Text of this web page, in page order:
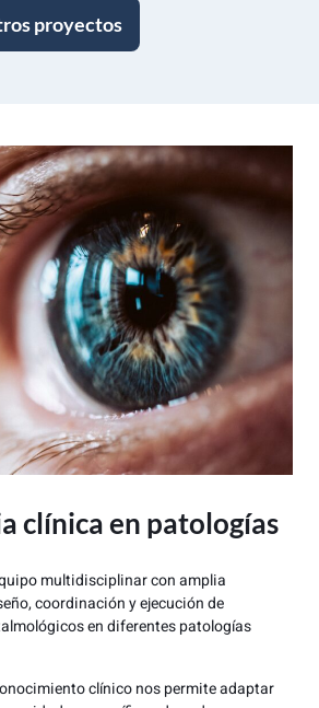
proyectos
clínica en patologías
multidisciplinar con amplia
coordinación y ejecución de
en diferentes patologías
clínico nos permite adaptar